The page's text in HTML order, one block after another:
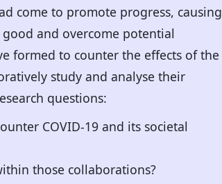
come to promote progress, causing
and overcome potential
formed to counter the effects of the
study and analyse their
questions:
COVID-19 and its societal
those collaborations?